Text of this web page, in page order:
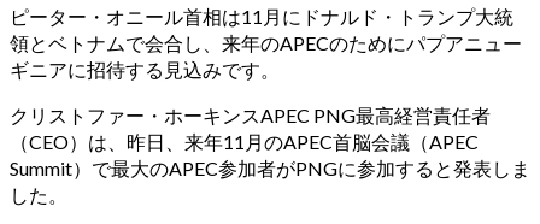
へ
ス
キ
プ
ピーター・オニール首相は11月にドナルド・トランプ大統
領とベトナムで会合し、来年のAPECのためにパプアニュー
ギニアに招待する見込みです。
クリストファー・ホーキンスAPEC PNG最高経営責任者
（CEO）は、昨日、来年11月のAPEC首脳会議（APEC
Summit）で最大のAPEC参加者がPNGに参加すると発表しま
した。